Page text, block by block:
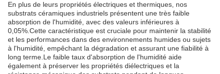
En plus de leurs propriétés électriques et thermiques, nos
substrats céramiques industriels présentent une très faible
absorption de l'humidité, avec des valeurs inférieures à
0,05%.Cette caractéristique est cruciale pour maintenir la stabilité
et les performances dans des environnements humides ou sujets
à l'humidité, empêchant la dégradation et assurant une fiabilité à
long terme.Le faible taux d'absorption de l'humidité aide
également à préserver les propriétés diélectriques et la